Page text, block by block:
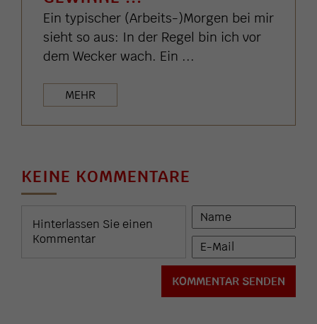
Ein typischer (Arbeits-)Morgen bei mir
sieht so aus: In der Regel bin ich vor
dem Wecker wach. Ein ...
MEHR
KEINE KOMMENTARE